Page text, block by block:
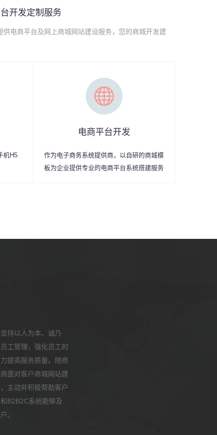
开发定制服务
电商平台及网上商城网站建设服务，您的商城开发建
机H5
电商平台开发
作为电子商务系统提供商，以自研的商城模
板为企业提供专业的电商平台系统搭建服务
持以人为本、诚乃
工管理，强化员工的
提高服务质量。随商
面对客户商城网站建
主动并积极帮助客户
B2B2C系统能够及
。